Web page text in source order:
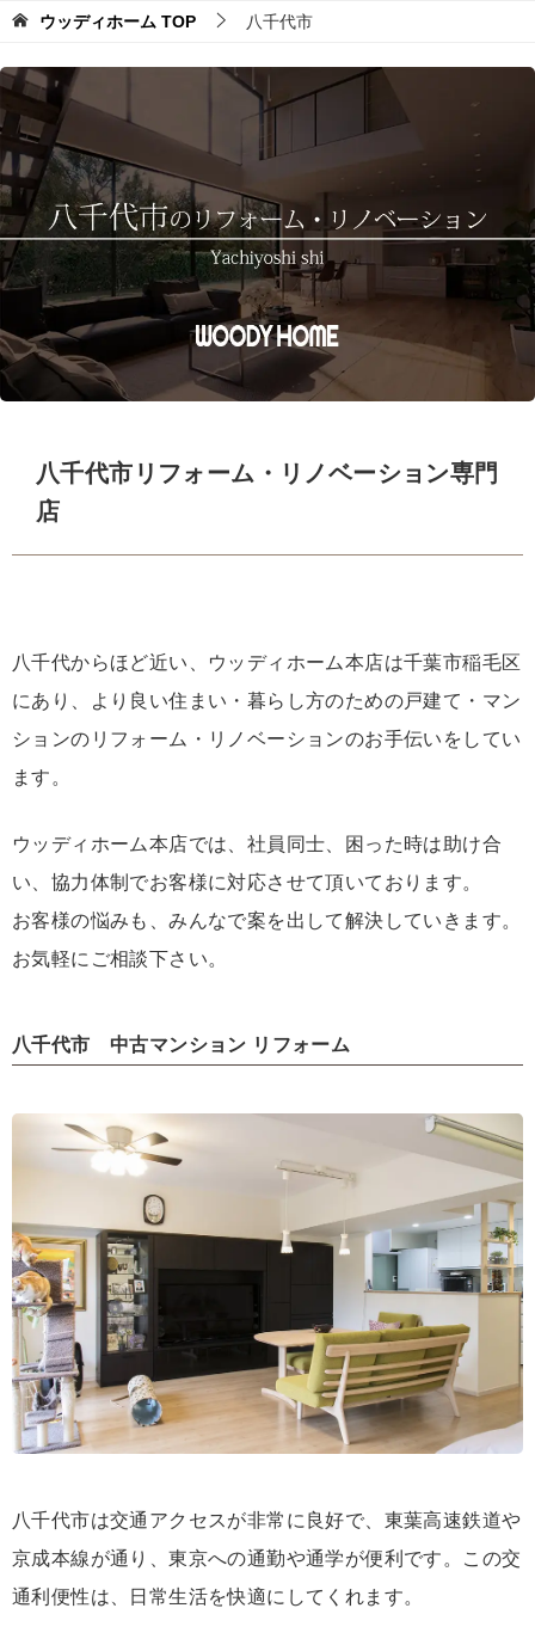
ウッディホーム TOP 八千代市
八千代市リフォーム・リノベーション専門
店
八千代からほど近い、ウッディホーム本店は千葉市稲毛区
にあり、より良い住まい・暮らし方のための戸建て・マン
ションのリフォーム・リノベーションのお手伝いをしてい
ます。
ウッディホーム本店では、社員同士、困った時は助け合
い、協力体制でお客様に対応させて頂いております。
お客様の悩みも、みんなで案を出して解決していきます。
お気軽にご相談下さい。
八千代市 中古マンション リフォーム
八千代市は交通アクセスが非常に良好で、東葉高速鉄道や
京成本線が通り、東京への通勤や通学が便利です。この交
通利便性は、日常生活を快適にしてくれます。